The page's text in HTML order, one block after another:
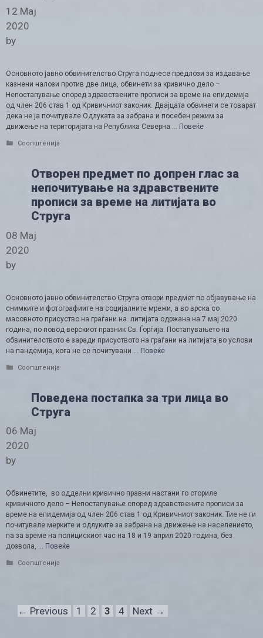
12 Мај
2020
by
Основното јавно обвинителство Струга поднесе предлози за издавање
казнени налози против две лица, обвинети за кривично дело –
Непостапување според здравствените прописи за време на епидемија
од член 206 став 1 од Кривичниот законик. Двајцата обвинети се товарат
дека не ја почитувале Одлуката за забрана и посебен режим за
движење на територијата на Република Северна … Повеќе
Categories
Соопштенија
Отворен предмет по допрен глас за
непочитување на здравствените
прописи за време на литијата во
Струга
08 Мај
2020
by
Основното јавно обвинителство Струга отвори предмет по објавување на
снимките и фотографиите на социјалните мрежи, а во врска со
масовното присуство на граѓани на литијата одржана на 7 мај 2020
година, по повод верскиот празник Св. Ѓорѓија. Постапувањето на
обвинителството е заради присуството на граѓани на литијата во услови
на пандемија, кога не се почитувани … Повеќе
Categories
Соопштенија
Поведена постапка за три лица во
Струга
06 Мај
2020
by
Обвинетите, во одделни кривично правни настани го сториле
кривичното дело – Непостапување според здравствените прописи за
време на епидемија од член 206 став 1 од Кривичниот законик. Тие не ги
почитувале мерките и одлуките за забрана на движење на населението,
па за време на полицискиот час на 18 и 19 април 2020 година, без
дозвола, … Повеќе
Categories
Соопштенија
← Previous Page
1 Page
2 Page
3 Page
4 Next →